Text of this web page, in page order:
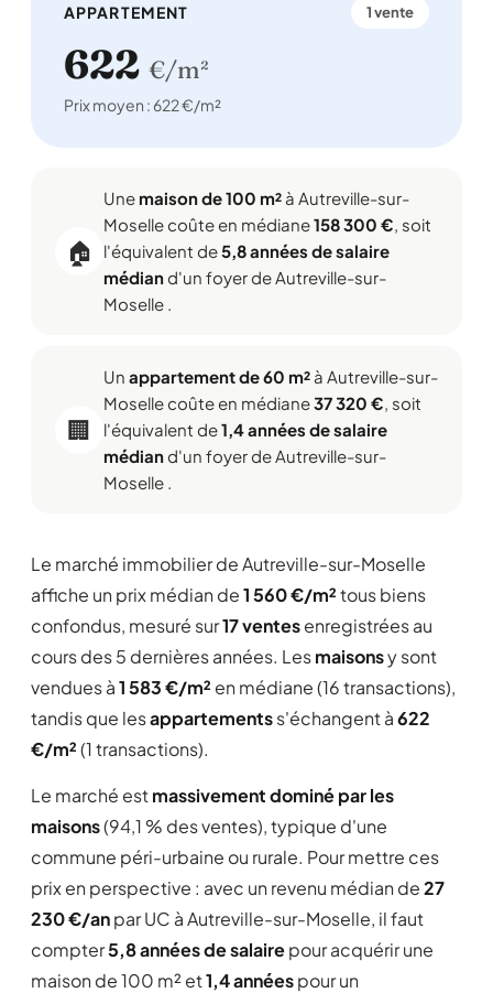
APPARTEMENT 1 vente
622 €/m²
Prix moyen : 622 €/m²
🏠
Une maison de 100 m² à Autreville-sur-
Moselle coûte en médiane158 300 €, soit
l'équivalent de5,8 années de salaire
médiand'un foyer de Autreville-sur-
Moselle .
🏢
Un appartement de 60 m² à Autreville-sur-
Moselle coûte en médiane37 320 €, soit
l'équivalent de1,4 années de salaire
médiand'un foyer de Autreville-sur-
Moselle .
Le marché immobilier de Autreville-sur-Moselle
affiche un prix médian de1 560 €/m²tous biens
confondus, mesuré sur17 ventesenregistrées au
cours des 5 dernières années. Lesmaisonsy sont
vendues à1 583 €/m² en médiane (16 transactions),
tandis que lesappartementss'échangent à622
€/m²(1 transactions).
Le marché estmassivement dominé par les
maisons(94,1 % des ventes), typique d'une
commune péri-urbaine ou rurale. Pour mettre ces
prix en perspective : avec un revenu médian de27
230 €/anpar UC à Autreville-sur-Moselle, il faut
compter5,8 années de salairepour acquérir une
maison de 100 m² et1,4 annéespour un